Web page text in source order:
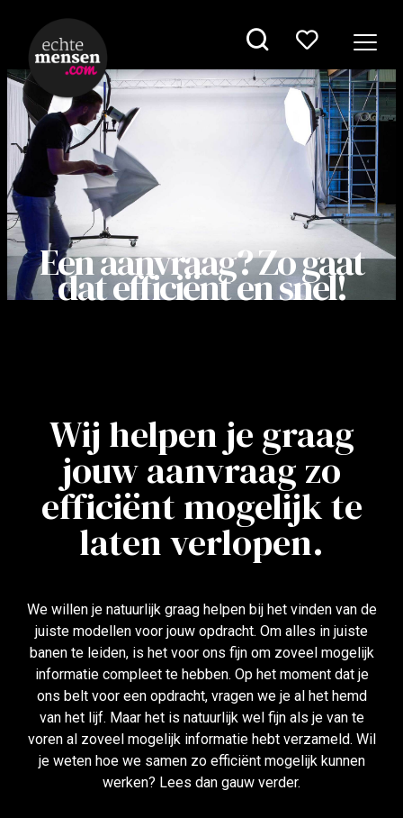
Een aanvraag? Zo gaat
dat efficiënt en snel!
Wij helpen je graag
jouw aanvraag zo
efficiënt mogelijk te
laten verlopen.
We willen je natuurlijk graag helpen bij het vinden van de
juiste modellen voor jouw opdracht. Om alles in juiste
banen te leiden, is het voor ons fijn om zoveel mogelijk
informatie compleet te hebben. Op het moment dat je
ons belt voor een opdracht, vragen we je al het hemd
van het lijf. Maar het is natuurlijk wel fijn als je van te
voren al zoveel mogelijk informatie hebt verzameld. Wil
je weten hoe we samen zo efficiënt mogelijk kunnen
werken? Lees dan gauw verder.